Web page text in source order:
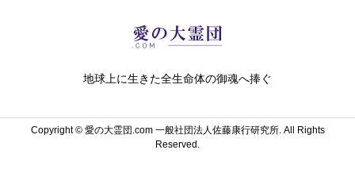
地球上に生きた全生命体の御魂へ捧ぐ
Copyright ©愛の大霊団.com 一般社団法人佐藤康行研究所. All Rights
Reserved.